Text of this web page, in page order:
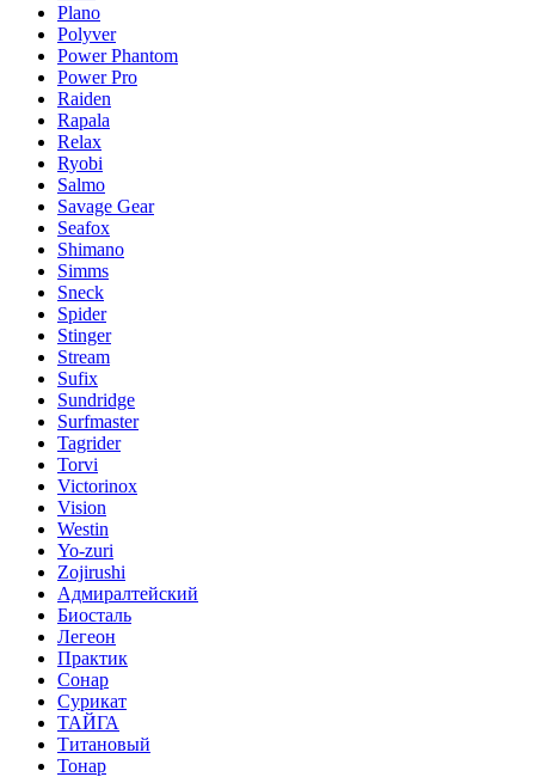
Plano
Polyver
Power Phantom
Power Pro
Raiden
Rapala
Relax
Ryobi
Salmo
Savage Gear
Seafox
Shimano
Simms
Sneck
Spider
Stinger
Stream
Sufix
Sundridge
Surfmaster
Tagrider
Torvi
Victorinox
Vision
Westin
Yo-zuri
Zojirushi
Адмиралтейский
Биосталь
Легеон
Практик
Сонар
Сурикат
ТАЙГА
Титановый
Тонар